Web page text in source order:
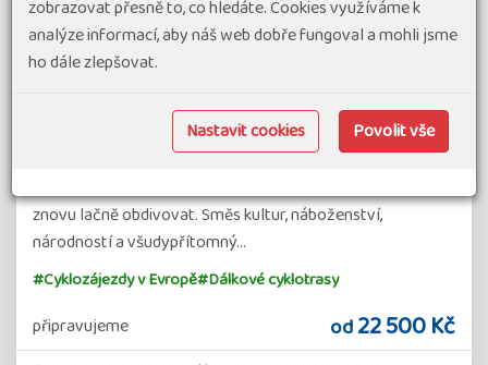
Ze Sarajeva do Dubrovníku – dálková
Tajemná Bosna a Hercegovina, hornatá a divoká, uprostřed
Balkánského poloostrova odjakživa pro cizince těžko
znovu lačně obdivovat. Směs kultur, náboženství,
národností a všudypřítomný…
#Cyklozájezdy v Evropě#Dálkové cyklotrasy
připravujeme od22 500 Kč
zobrazovat přesně to, co hledáte. Cookies využíváme k
analýze informací, aby náš web dobře fungoval a mohli jsme
ho dále zlepšovat.
Nastavit cookies Povolit vše